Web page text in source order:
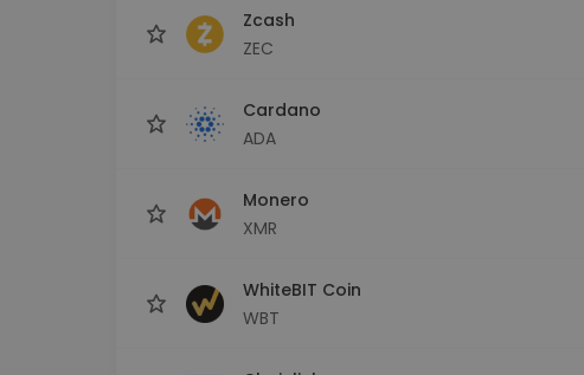
Zcash
ZEC
Cardano
ADA
Monero
XMR
WhiteBIT Coin
WBT